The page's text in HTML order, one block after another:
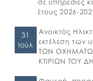
έτους 2026-
31
Ιούλ
Ανοικτός
εκτέλεση των
ΤΩΝ
ΚΤΙΡΙΩΝ ΤΟΥ